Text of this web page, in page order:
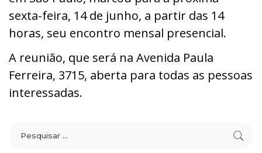
sexta-feira, 14 de junho, a partir das 14
horas, seu encontro mensal presencial.
A reunião, que será na Avenida Paula
Ferreira, 3715, aberta para todas as pessoas
interessadas.